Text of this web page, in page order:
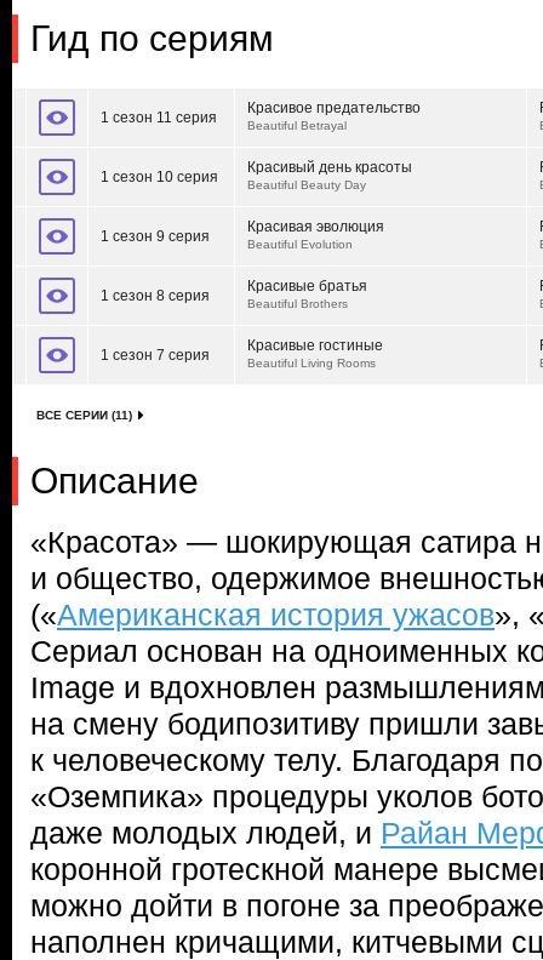
Гид по сериям
1 сезон 11 серия
Красивое предательство
Beautiful Betrayal
1 сезон 10 серия
Красивый день красоты
Beautiful Beauty Day
1 сезон 9 серия
Красивая эволюция
Beautiful Evolution
1 сезон 8 серия
Красивые братья
Beautiful Brothers
1 сезон 7 серия
Красивые гостиные
Beautiful Living Rooms
ВСЕ СЕРИИ (11)
Описание
«Красота» — шокирующая сатира
и общество, одержимое
(«Американская история ужасов»,
Сериал основан на одноименных
Image и вдохновлен
на смену бодипозитиву пришли
к человеческому телу. Благодаря
«Оземпика» процедуры уколов
даже молодых людей, и Райан
коронной гротескной манере
можно дойти в погоне за
наполнен кричащими, китчевыми